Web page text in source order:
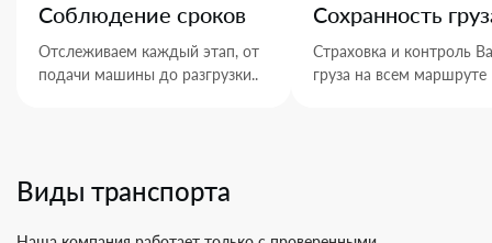
Соблюдение сроков
Отслеживаем каждый этап, от
подачи машины до разгрузки..
Сохранность
Страховка и контроль
груза на всем маршруте
Виды транспорта